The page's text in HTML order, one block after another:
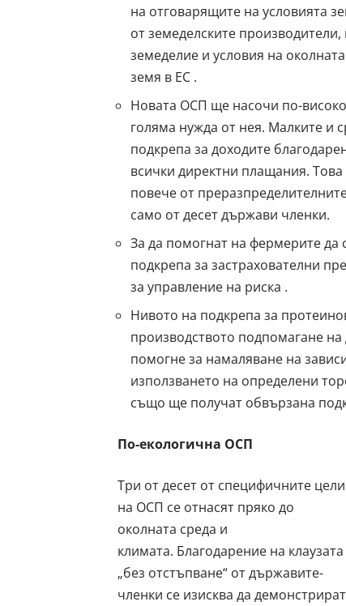
на отговарящите на условията
от земеделските
земеделие и условия на
земя в ЕС .
Новата ОСП ще насочи по-
голяма нужда от нея. Малките и
подкрепа за доходите
всички директни плащания.
повече от
само от десет държави членки.
За да помогнат на фермерите да
подкрепа за застрахователни
за управление на риска .
Нивото на подкрепа за
производството подпомагане на
помогне за намаляване на
използването на определени
също ще получат обвързана
По-екологична ОСП
Три от десет от специфичните цели
на ОСП се отнасят пряко до
околната среда и
климата. Благодарение на клаузата
„без отстъпване“ от държавите-
членки се изисква да демонстрират